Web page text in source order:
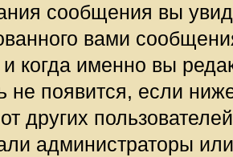
сообщения вы
вами
и когда именно вы
не появится, если
других
администраторы